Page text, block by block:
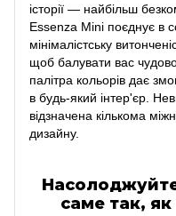
історії — найбільш
Essenza Mini поєднує в
мінімалістську
щоб балувати вас
палітра кольорів дає
в будь-який інтер'єр.
відзначена кількома
дизайну.
саме так,